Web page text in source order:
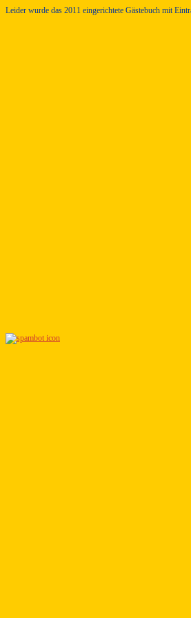
Leider wurde das 2011 eingerichtete Gästebuch mit